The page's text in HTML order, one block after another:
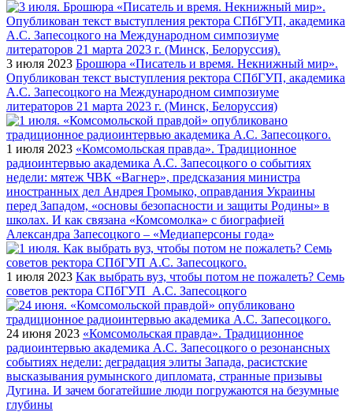
3 июля 2023 Брошюра «Писатель и время. Некнижный мир».
Опубликован текст выступления ректора СПбГУП, академика
А.С. Запесоцкого на Международном симпозиуме
литераторов 21 марта 2023 г. (Минск, Белоруссия)
1 июля 2023 «Комсомольская правда». Традиционное
радиоинтервью академика А.С. Запесоцкого о событиях
недели: мятеж ЧВК «Вагнер», предсказания министра
иностранных дел Андрея Громыко, оправдания Украины
перед Западом, «основы безопасности и защиты Родины» в
школах. И как связана «Комсомолка» с биографией
Александра Запесоцкого – «Медиаперсоны года»
1 июля 2023 Как выбрать вуз, чтобы потом не пожалеть? Семь
советов ректора СПбГУП А.С. Запесоцкого
24 июня 2023 «Комсомольская правда». Традиционное
радиоинтервью академика А.С. Запесоцкого о резонансных
событиях недели: деградация элиты Запада, расистские
высказывания румынского дипломата, странные призывы
Дугина. И зачем богатейшие люди погружаются на безумные
глубины